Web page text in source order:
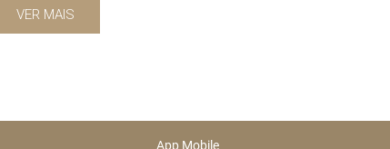
VER MAIS
App Mobile